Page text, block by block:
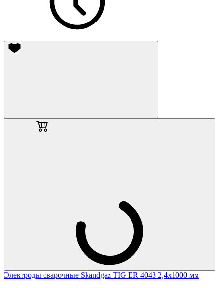
Электроды сварочные Skandgaz TIG ER 4043 2,4х1000 мм